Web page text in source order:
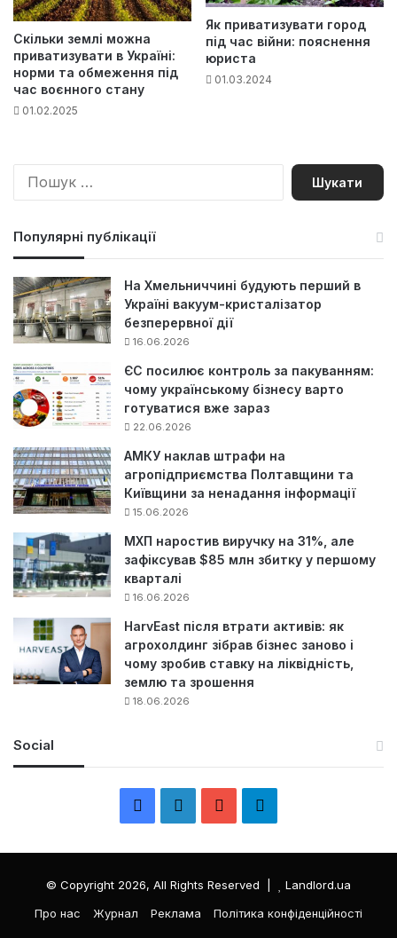
Скільки землі можна
приватизувати в Україні:
норми та обмеження під
час воєнного стану
01.02.2025
Як приватизувати город
під час війни: пояснення
юриста
01.03.2024
П
Популярні публікації
На Хмельниччині будують перший в
Україні вакуум-кристалізатор
безперервної дії
16.06.2026
ЄС посилює контроль за пакуванням:
чому українському бізнесу варто
готуватися вже зараз
22.06.2026
АМКУ наклав штрафи на
агропідприємства Полтавщини та
Київщини за ненадання інформації
15.06.2026
МХП наростив виручку на 31%, але
зафіксував $85 млн збитку у першому
кварталі
16.06.2026
HarvEast після втрати активів: як
агрохолдинг зібрав бізнес заново і
чому зробив ставку на ліквідність,
землю та зрошення
18.06.2026
Social
e
k
T
л
е
© Copyright 2026, All Rights Reserved |
Landlord.ua
Про нас
Журнал Реклама
Політика конфіденційності